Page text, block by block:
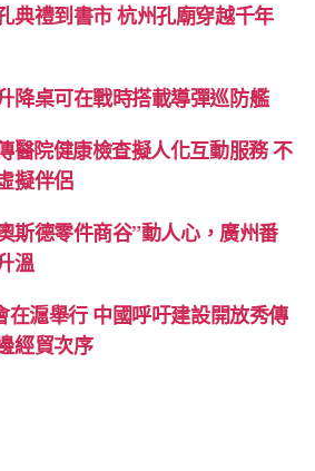
典禮到書市 杭州孔廟穿越千年
降桌可在戰時搭載導彈巡防艦
醫院健康檢查擬人化互動服務 不
擬伴侶
斯德零件商谷”動人心，廣州番
溫
在滬舉行 中國呼吁建設開放秀傳
經貿次序